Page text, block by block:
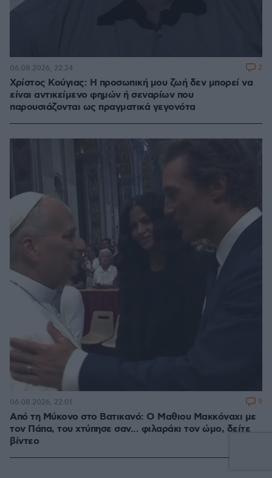
Χρίστος Κούγιας: Η προσωπική μου ζωή δεν μπορεί να
είναι αντικείμενο φημών ή σεναρίων που
παρουσιάζονται ως πραγματικά γεγονότα
06.08.2026, 22:24 2
Από τη Μύκονο στο Βατικανό: Ο Μαθιου Μακκόναχι με
τον Πάπα, του χτύπησε σαν... φιλαράκι τον ώμο, δείτε
βίντεο
06.08.2026, 22:01 9